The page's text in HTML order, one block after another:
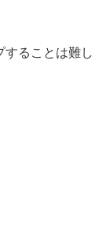
することは難し